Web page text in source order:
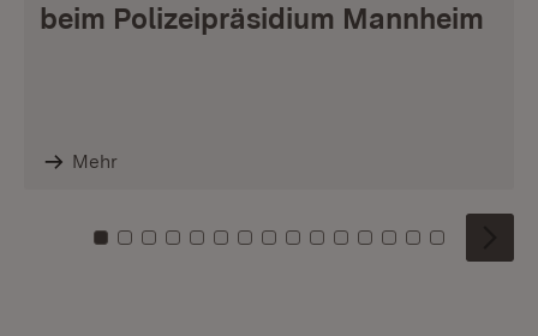
beim Polizeipräsidium Mannheim
Mehr
Zu Kachel: 0
Zu Kachel: 1
Zu Kachel: 2
Zu Kachel: 3
Zu Kachel: 4
Zu Kachel: 5
Zu Kachel: 6
Zu Kachel: 7
Zu Kachel: 8
Zu Kachel: 9
Zu Kachel: 10
Zu Kachel: 11
Zu Kachel: 12
Zu Kachel:
Zu